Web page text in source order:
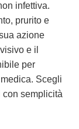
infettiva.
prurito e
azione
e il
per
Scegli
con semplicità